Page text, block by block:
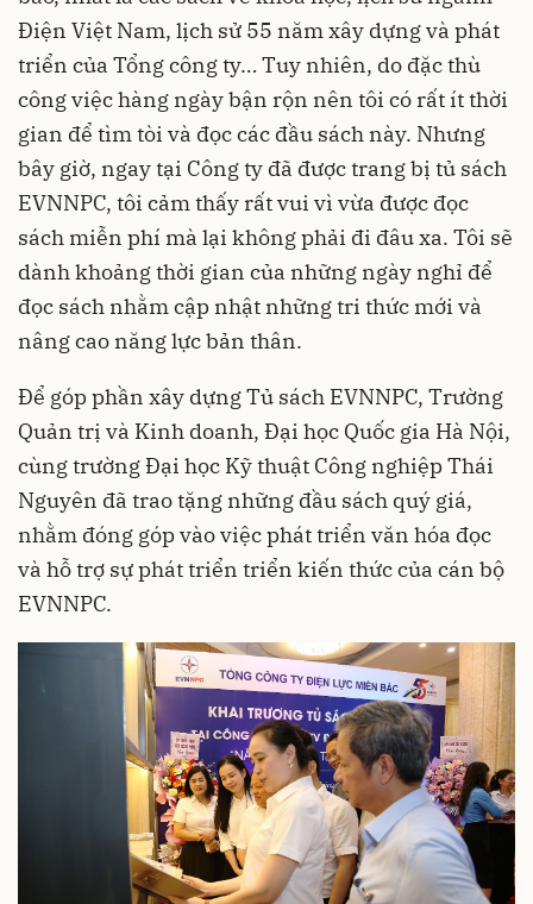
Điện Việt Nam, lịch sử 55 năm xây dựng và phát
triển của Tổng công ty… Tuy nhiên, do đặc thù
công việc hàng ngày bận rộn nên tôi có rất ít thời
gian để tìm tòi và đọc các đầu sách này. Nhưng
bây giờ, ngay tại Công ty đã được trang bị tủ sách
EVNNPC, tôi cảm thấy rất vui vì vừa được đọc
sách miễn phí mà lại không phải đi đâu xa. Tôi sẽ
dành khoảng thời gian của những ngày nghỉ để
đọc sách nhằm cập nhật những tri thức mới và
nâng cao năng lực bản thân.
Để góp phần xây dựng Tủ sách EVNNPC, Trường
Quản trị và Kinh doanh, Đại học Quốc gia Hà Nội,
cùng trường Đại học Kỹ thuật Công nghiệp Thái
Nguyên đã trao tặng những đầu sách quý giá,
nhằm đóng góp vào việc phát triển văn hóa đọc
và hỗ trợ sự phát triển triển kiến thức của cán bộ
EVNNPC.